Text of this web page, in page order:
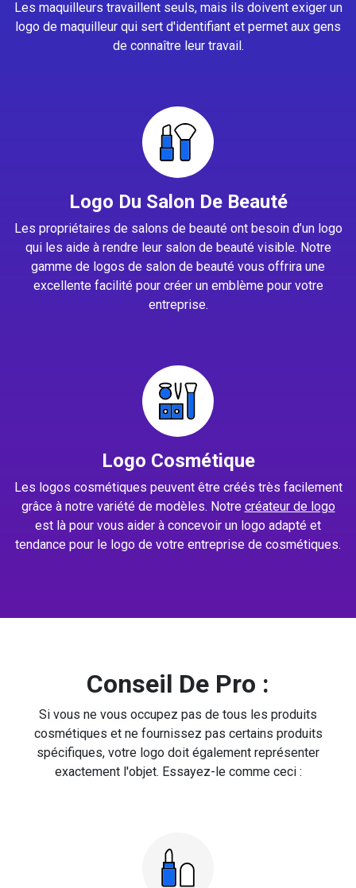
Les maquilleurs travaillent seuls, mais ils doivent exiger un
logo de maquilleur qui sert d'identifiant et permet aux gens
de connaître leur travail.
Logo Du Salon De Beauté
Les propriétaires de salons de beauté ont besoin d’un logo
qui les aide à rendre leur salon de beauté visible. Notre
gamme de logos de salon de beauté vous offrira une
excellente facilité pour créer un emblème pour votre
entreprise.
Logo Cosmétique
Les logos cosmétiques peuvent être créés très facilement
grâce à notre variété de modèles. Notre créateur de logo
est là pour vous aider à concevoir un logo adapté et
tendance pour le logo de votre entreprise de cosmétiques.
Conseil De Pro :
Si vous ne vous occupez pas de tous les produits
cosmétiques et ne fournissez pas certains produits
spécifiques, votre logo doit également représenter
exactement l'objet. Essayez-le comme ceci :